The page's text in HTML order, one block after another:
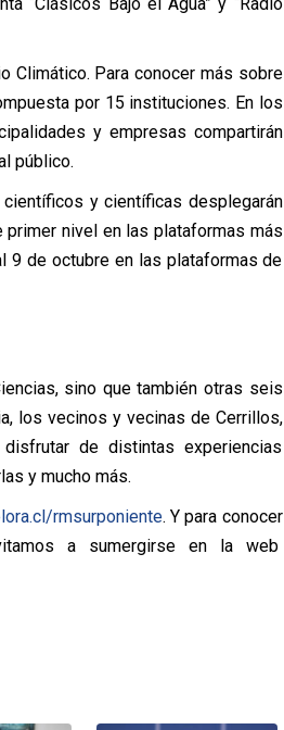
Climático. Para conocer más sobre
por 15 instituciones. En los
y empresas compartirán
público.
científicos y científicas desplegarán
nivel en las plataformas más
9 de octubre en las plataformas de
sino que también otras seis
los vecinos y vecinas de Cerrillos,
de distintas experiencias
y mucho más.
rmsurponiente. Y para conocer
a sumergirse en la web